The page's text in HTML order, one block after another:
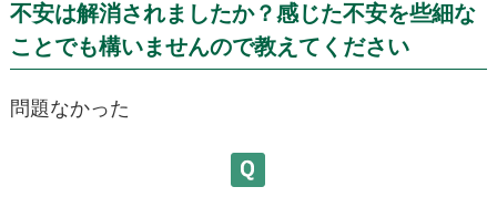
不安は解消されましたか？感じた不安を些細な
ことでも構いませんので教えてください
問題なかった